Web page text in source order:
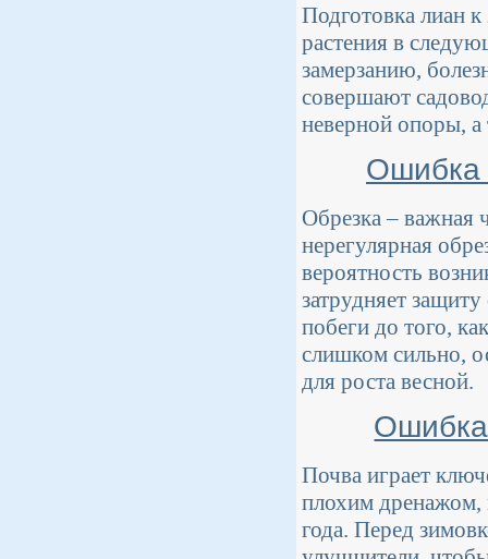
Подготовка лиан
растения в
замерзанию,
совершают
неверной опоры, а
Ошибка
Обрезка – важная
нерегулярная
вероятность
затрудняет
побеги до того,
слишком сильно,
для роста весной.
Ошибка
Почва играет
плохим дренажом,
года. Перед